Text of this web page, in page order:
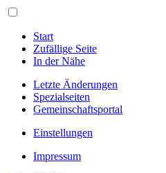
Start
Zufällige Seite
In der Nähe
Letzte Änderungen
Spezialseiten
Gemeinschafts­portal
Einstellungen
Impressum